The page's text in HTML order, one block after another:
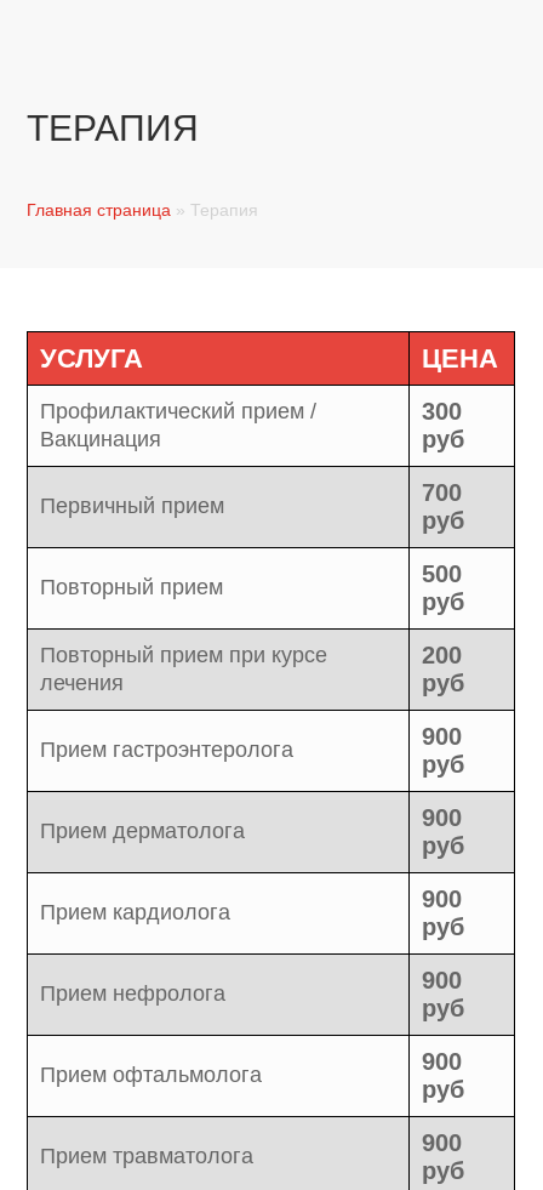
ТЕРАПИЯ
Главная страница »Терапия
УСЛУГА ЦЕНА
Профилактический прием /
Вакцинация
300
руб
Первичный прием
700
руб
Повторный прием
500
руб
Повторный прием при курсе
лечения
200
руб
Прием гастроэнтеролога
900
руб
Прием дерматолога
900
руб
Прием кардиолога
900
руб
Прием нефролога
900
руб
Прием офтальмолога
900
руб
Прием травматолога
900
руб